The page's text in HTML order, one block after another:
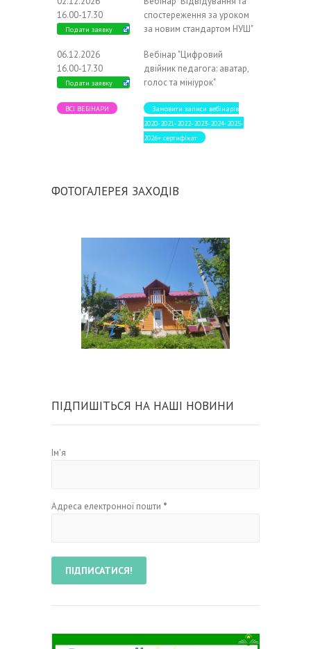
16.00-17.30
Подати заявку
спостереження за уроком
за новим стандартом НУШ"
06.12.2026
16.00-17.30
Подати заявку
Вебінар "Цифровий
двійник педагога: аватар,
голос та мініурок"
ВСІ ВЕБІНАРИ
Замовити записи вебінарів
2020-2021-2022-2023-2024-2025-
2026+ сертифікат
ФОТОГАЛЕРЕЯ ЗАХОДІВ
ПІДПИШІТЬСЯ НА НАШІ НОВИНИ
Ім'я
Адреса електронної пошти *